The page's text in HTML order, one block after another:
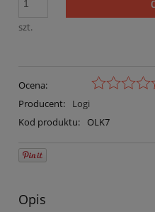
szt.
Ocena:
Producent:
Logi
Kod produktu:
OLK7
Opis